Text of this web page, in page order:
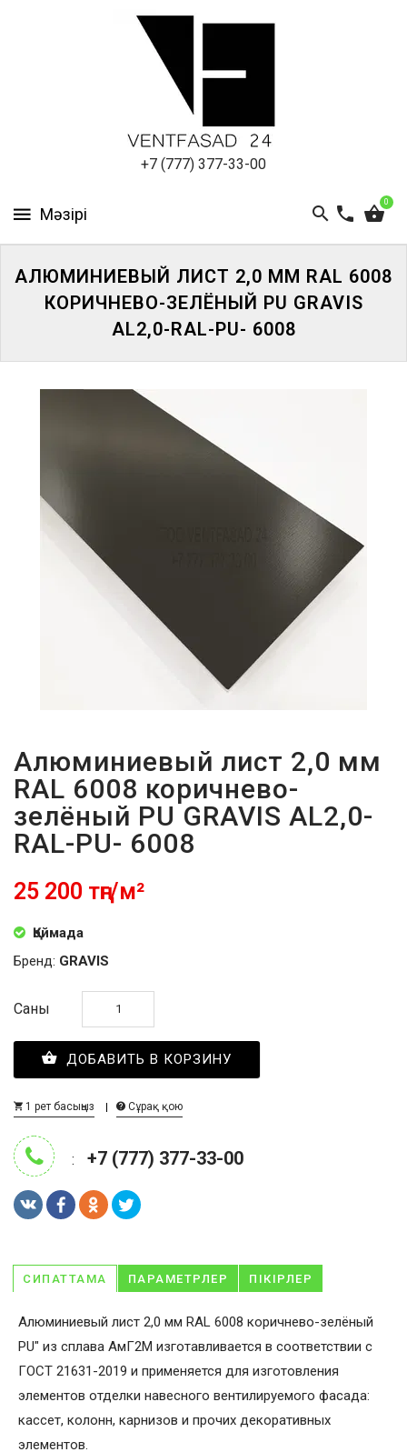
+7 (777) 377-33-00
0
ПАНЕЛИ
АЛЮМИНИЕВЫЙ ЛИСТ 2,0 ММ RAL 6008
КОРИЧНЕВО-ЗЕЛЁНЫЙ PU GRAVIS
AL2,0-RAL-PU- 6008
Алюминиевый лист 2,0 мм
RAL 6008 коричнево-
зелёный PU GRAVIS AL2,0-
RAL-PU- 6008
25 200 тңг/м²
Қоймада
Бренд: GRAVIS
Саны
ДОБАВИТЬ В КОРЗИНУ
1 рет басыңыз Сұрақ қою
: +7 (777) 377-33-00
СИПАТТАМА ПАРАМЕТРЛЕР ПІКІРЛЕР
Алюминиевый лист 2,0 мм RAL 6008 коричнево-зелёный
PU" из сплава АмГ2М изготавливается в соответствии с
ГОСТ 21631-2019 и применяется для изготовления
элементов отделки навесного вентилируемого фасада:
кассет, колонн, карнизов и прочих декоративных
элементов.